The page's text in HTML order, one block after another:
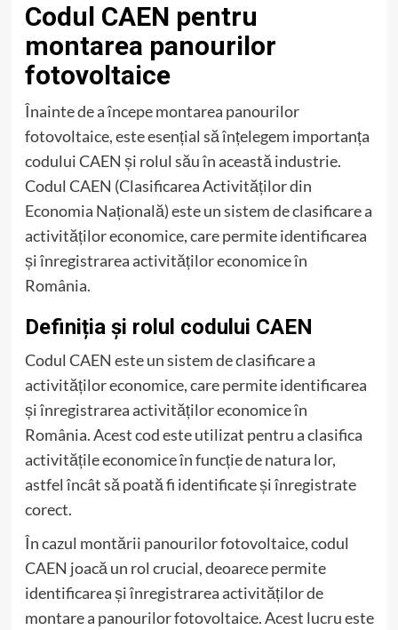
Codul CAEN pentru
montarea panourilor
fotovoltaice
Înainte de a începe montarea panourilor
fotovoltaice, este esențial să înțelegem importanța
codului CAEN și rolul său în această industrie.
Codul CAEN (Clasificarea Activităților din
Economia Națională) este un sistem de clasificare a
activităților economice, care permite identificarea
și înregistrarea activităților economice în
România.
Definiția și rolul codului CAEN
Codul CAEN este un sistem de clasificare a
activităților economice, care permite identificarea
și înregistrarea activităților economice în
România. Acest cod este utilizat pentru a clasifica
activitățile economice în funcție de natura lor,
astfel încât să poată fi identificate și înregistrate
corect.
În cazul montării panourilor fotovoltaice, codul
CAEN joacă un rol crucial, deoarece permite
identificarea și înregistrarea activităților de
montare a panourilor fotovoltaice. Acest lucru este